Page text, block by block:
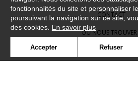
CONTACT
OÙ NOUS TROUVER
CONTRACT
fonctionnalités du site et personnaliser
poursuivant la navigation sur ce site,
des cookies. En savoir plus
Accepter Refuser